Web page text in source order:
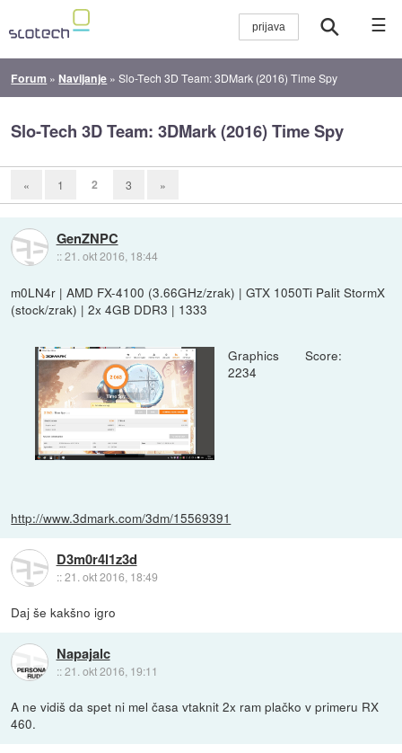
☰
Forum » Navijanje »Slo-Tech 3D Team: 3DMark (2016) Time Spy
Slo-Tech 3D Team: 3DMark (2016) Time Spy
« 1 2 3 »
GenZNPC
::21. okt 2016, 18:44
m0LN4r | AMD FX-4100 (3.66GHz/zrak) | GTX 1050Ti Palit StormX
(stock/zrak) | 2x 4GB DDR3 | 1333
Graphics Score:
2234
http://www.3dmark.com/3dm/15569391
D3m0r4l1z3d
::21. okt 2016, 18:49
Daj še kakšno igro
Napajalc
::21. okt 2016, 19:11
A ne vidiš da spet ni mel časa vtaknit 2x ram plačko v primeru RX
460.